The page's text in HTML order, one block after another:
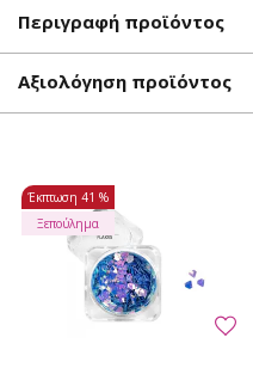
Περιγραφή προϊόντος
Αξιολόγηση προϊόντος
Έκπτωση 41 %
Ξεπούλημα